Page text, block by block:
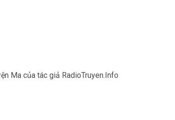
Ma của tác giả RadioTruyen.Info